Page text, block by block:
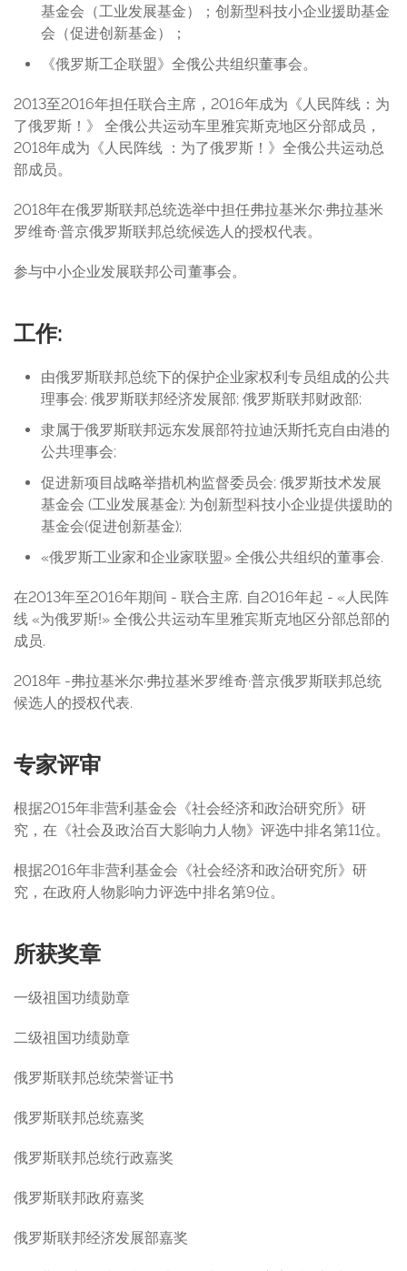
基金会（工业发展基金）；创新型科技小企业援助基金
会（促进创新基金）；
《俄罗斯工企联盟》全俄公共组织董事会。
2013至2016年担任联合主席，2016年成为《人民阵线：为
了俄罗斯！》 全俄公共运动车里雅宾斯克地区分部成员，
2018年成为《人民阵线 ：为了俄罗斯！》全俄公共运动总
部成员。
2018年在俄罗斯联邦总统选举中担任弗拉基米尔·弗拉基米
罗维奇·普京俄罗斯联邦总统候选人的授权代表。
参与中小企业发展联邦公司董事会。
工作:
由俄罗斯联邦总统下的保护企业家权利专员组成的公共
理事会; 俄罗斯联邦经济发展部; 俄罗斯联邦财政部;
隶属于俄罗斯联邦远东发展部符拉迪沃斯托克自由港的
公共理事会;
促进新项目战略举措机构监督委员会; 俄罗斯技术发展
基金会 (工业发展基金); 为创新型科技小企业提供援助的
基金会(促进创新基金);
«俄罗斯工业家和企业家联盟» 全俄公共组织的董事会.
在2013年至2016年期间 - 联合主席, 自2016年起 - «人民阵
线 «为俄罗斯!» 全俄公共运动车里雅宾斯克地区分部总部的
成员.
2018年 -弗拉基米尔·弗拉基米罗维奇·普京俄罗斯联邦总统
候选人的授权代表.
专家评审
根据2015年非营利基金会《社会经济和政治研究所》研
究，在《社会及政治百大影响力人物》评选中排名第11位。
根据2016年非营利基金会《社会经济和政治研究所》研
究，在政府人物影响力评选中排名第9位。
所获奖章
一级祖国功绩勋章
二级祖国功绩勋章
俄罗斯联邦总统荣誉证书
俄罗斯联邦总统嘉奖
俄罗斯联邦总统行政嘉奖
俄罗斯联邦政府嘉奖
俄罗斯联邦经济发展部嘉奖